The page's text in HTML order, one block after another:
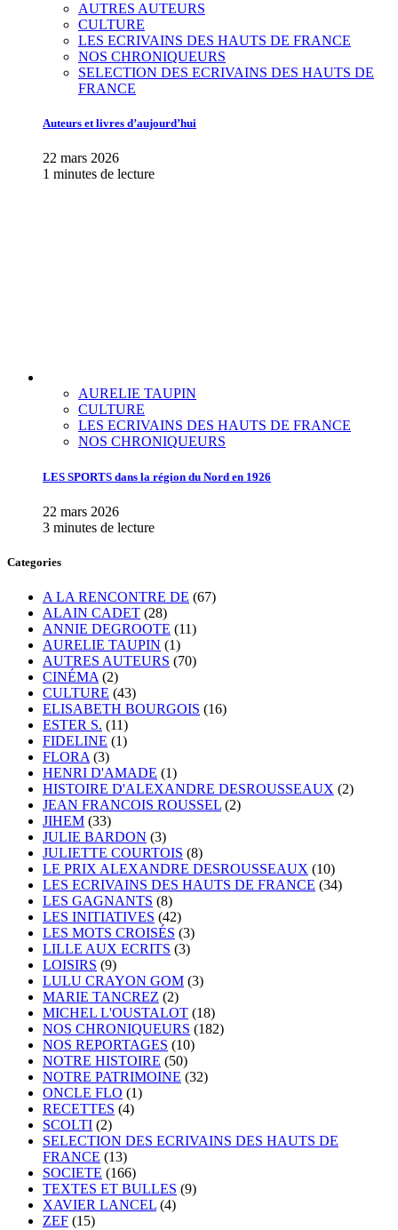
AUTRES AUTEURS
CULTURE
LES ECRIVAINS DES HAUTS DE FRANCE
NOS CHRONIQUEURS
SELECTION DES ECRIVAINS DES HAUTS DE
FRANCE
Auteurs et livres d’aujourd’hui
22 mars 2026
1 minutes de lecture
AURELIE TAUPIN
CULTURE
LES ECRIVAINS DES HAUTS DE FRANCE
NOS CHRONIQUEURS
LES SPORTS dans la région du Nord en 1926
22 mars 2026
3 minutes de lecture
Categories
A LA RENCONTRE DE (67)
ALAIN CADET (28)
ANNIE DEGROOTE (11)
AURELIE TAUPIN (1)
AUTRES AUTEURS (70)
CINÉMA (2)
CULTURE (43)
ELISABETH BOURGOIS (16)
ESTER S. (11)
FIDELINE (1)
FLORA (3)
HENRI D'AMADE (1)
HISTOIRE D'ALEXANDRE DESROUSSEAUX (2)
JEAN FRANCOIS ROUSSEL (2)
JIHEM (33)
JULIE BARDON (3)
JULIETTE COURTOIS (8)
LE PRIX ALEXANDRE DESROUSSEAUX (10)
LES ECRIVAINS DES HAUTS DE FRANCE (34)
LES GAGNANTS (8)
LES INITIATIVES (42)
LES MOTS CROISÉS (3)
LILLE AUX ECRITS (3)
LOISIRS (9)
LULU CRAYON GOM (3)
MARIE TANCREZ (2)
MICHEL L'OUSTALOT (18)
NOS CHRONIQUEURS (182)
NOS REPORTAGES (10)
NOTRE HISTOIRE (50)
NOTRE PATRIMOINE (32)
ONCLE FLO (1)
RECETTES (4)
SCOLTI (2)
SELECTION DES ECRIVAINS DES HAUTS DE
FRANCE (13)
SOCIETE (166)
TEXTES ET BULLES (9)
XAVIER LANCEL (4)
ZEF (15)